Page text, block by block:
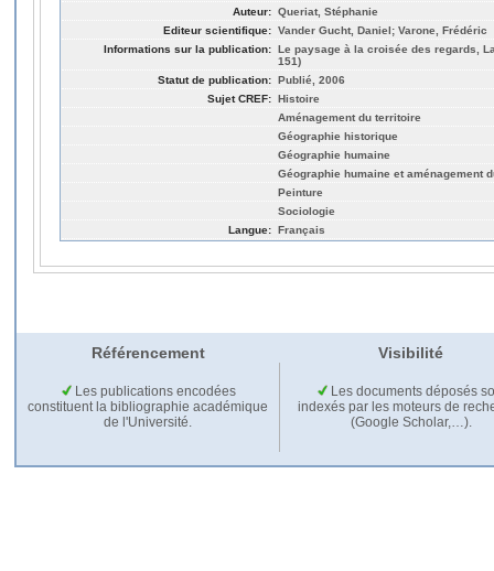
Auteur: Queriat, Stéphanie
Editeur scientifique: Vander Gucht, Daniel; Varone, Frédéric
Informations sur la publication: Le paysage à la croisée des regards,
151)
Statut de publication: Publié, 2006
Sujet CREF: Histoire
Aménagement du territoire
Géographie historique
Géographie humaine
Géographie humaine et aménagement
Peinture
Sociologie
Langue: Français
Référencement Visibilité
Les publications encodées
constituent la bibliographie académique
de l'Université.
Les documents déposés
indexés par les moteurs de
(Google Scholar,…).